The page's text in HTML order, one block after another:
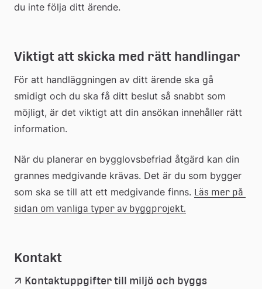
du inte följa ditt ärende.
Viktigt att skicka med rätt handlingar
För att handläggningen av ditt ärende ska gå
smidigt och du ska få ditt beslut så snabbt som
möjligt, är det viktigt att din ansökan innehåller rätt
information.
När du planerar en bygglovsbefriad åtgärd kan din
grannes medgivande krävas. Det är du som bygger
som ska se till att ett medgivande finns. Läs mer på
sidan om vanliga typer av byggprojekt.
Kontakt
Kontaktuppgifter till miljö och byggs